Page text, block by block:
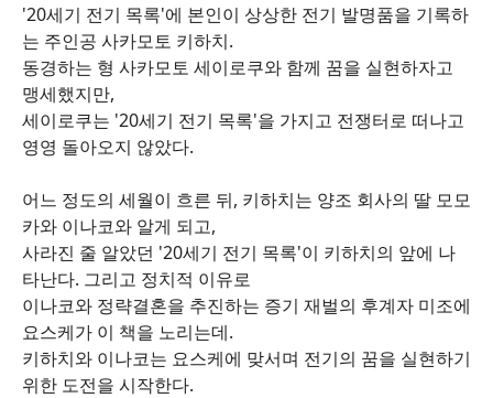
'20세기 전기 목록'에 본인이 상상한 전기 발명품을 기록하
는 주인공 사카모토 키하치.
동경하는 형 사카모토 세이로쿠와 함께 꿈을 실현하자고
맹세했지만,
세이로쿠는 '20세기 전기 목록'을 가지고 전쟁터로 떠나고
영영 돌아오지 않았다.
어느 정도의 세월이 흐른 뒤, 키하치는 양조 회사의 딸 모모
카와 이나코와 알게 되고,
사라진 줄 알았던 '20세기 전기 목록'이 키하치의 앞에 나
타난다. 그리고 정치적 이유로
이나코와 정략결혼을 추진하는 증기 재벌의 후계자 미조에
요스케가 이 책을 노리는데.
키하치와 이나코는 요스케에 맞서며 전기의 꿈을 실현하기
위한 도전을 시작한다.